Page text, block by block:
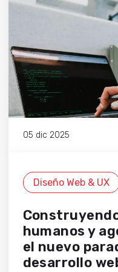
05 dic 2025
Diseño Web & UX
humanos y
el nuevo
desarrollo